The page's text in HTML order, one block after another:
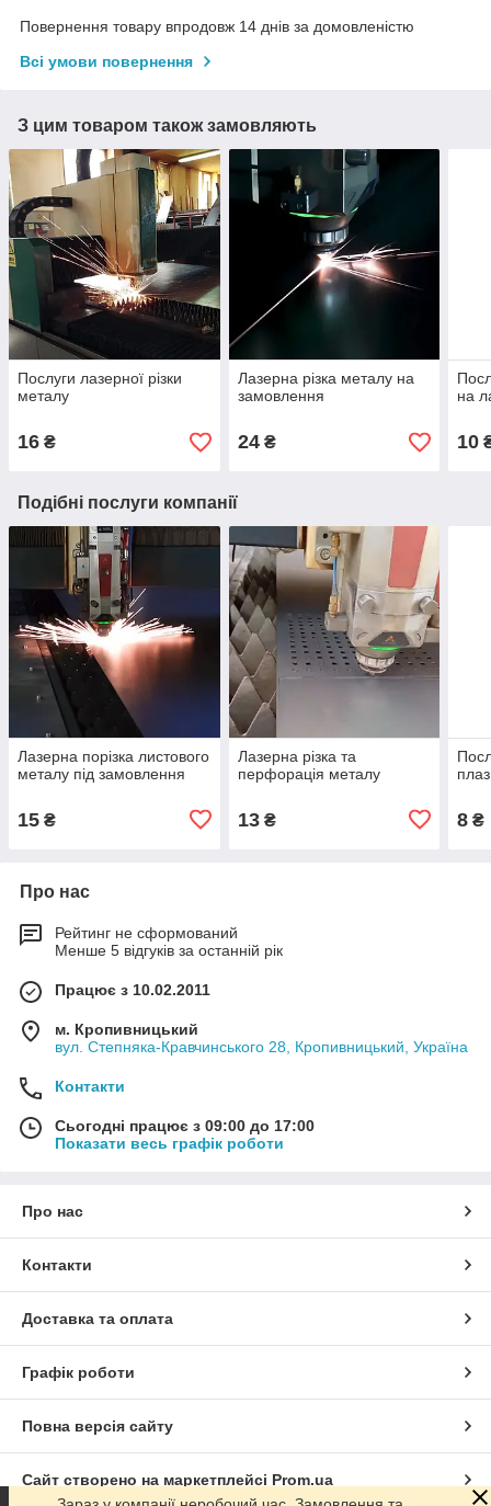
Повернення товару впродовж 14 днів за домовленістю
Всі умови повернення
З цим товаром також замовляють
Послуги лазерної різки
металу
16 ₴
Лазерна різка металу на
замовлення
24₴
на
10
Подібні послуги компанії
Лазерна порізка листового
металу під замовлення
15 ₴
Лазерна різка та
перфорація металу
13₴ 8 ₴
Про нас
Рейтинг не сформований
Менше 5 відгуків за останній рік
Працює з 10.02.2011
м. Кропивницький
вул. Степняка-Кравчинського 28, Кропивницький, Україна
Контакти
Сьогодні працює з 09:00 до 17:00
Показати весь графік роботи
Про нас
Контакти
Доставка та оплата
Графік роботи
Повна версія сайту
Сайт створено на маркетплейсі Prom.ua